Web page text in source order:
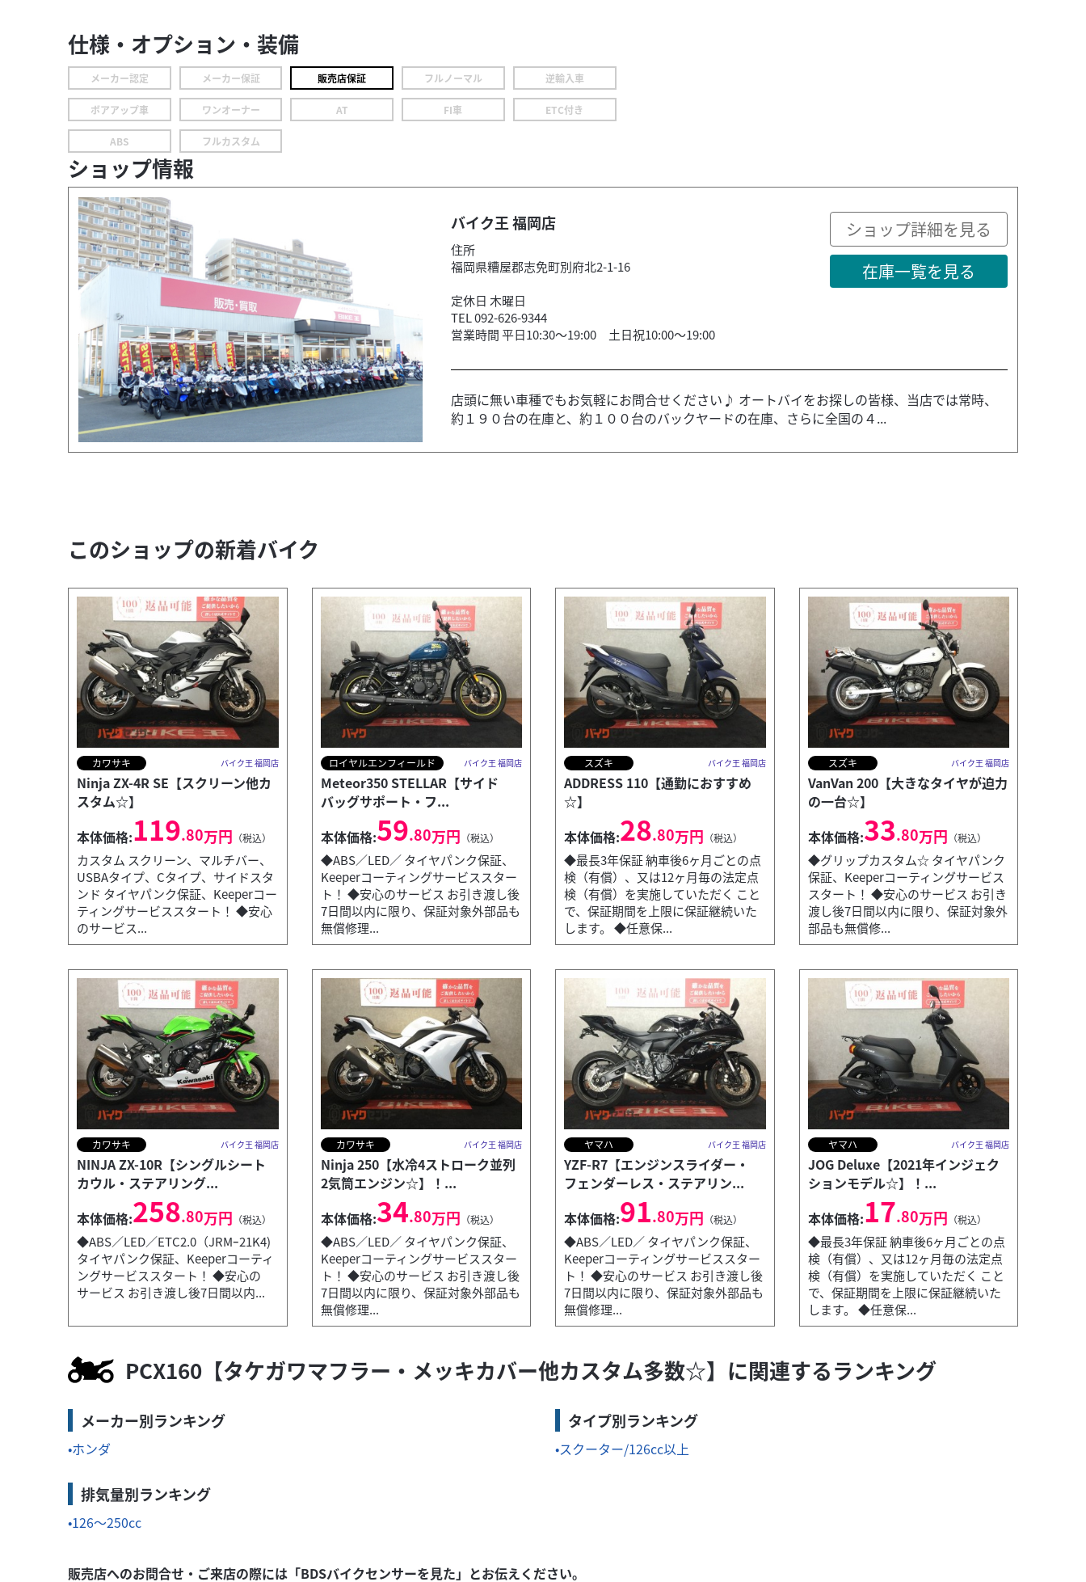
仕様・オプション・装備
メーカー認定 メーカー保証 販売店保証 フルノーマル 逆輸入車
ボアアップ車 ワンオーナー AT FI車 ETC付き
ABS フルカスタム
ショップ情報
バイク王 福岡店
住所
福岡県糟屋郡志免町別府北2-1-16
定休日 木曜日
TEL 092-626-9344
営業時間 平日10:30～19:00 土日祝10:00～19:00
ショップ詳細を見る
在庫一覧を見る
店頭に無い車種でもお気軽にお問合せください♪ オートバイをお探しの皆様、当店では常時、
約１９０台の在庫と、約１００台のバックヤードの在庫、さらに全国の４...
このショップの新着バイク
ロイヤルエンフィールド バイク王 福岡店
Meteor350 STELLAR【サイドバッグサポート・フ...
59
◆ABS／LED／ タイヤパンク保証、Keeperコーティングサービススタート！ ◆安心のサービス お引き渡し後7日間以内に限り、保証対象外部品も無償修理...
カワサキ バイク王 福岡店
Ninja ZX-4R SE【スクリーン他カ
スタム☆】
本体価格:119.80万円 （税込）
カスタム スクリーン、マルチバー、
USBAタイプ、Cタイプ、サイドスタ
ンド タイヤパンク保証、Keeperコー
ティングサービススタート！ ◆安心
のサービス...
ロイヤルエンフィールド バイク王 福岡店
Meteor350 STELLAR【サイド
バッグサポート・フ...
本体価格:59.80万円 （税込）
◆ABS／LED／ タイヤパンク保証、
Keeperコーティングサービススター
ト！ ◆安心のサービス お引き渡し後
7日間以内に限り、保証対象外部品も
無償修理...
スズキ バイク王 福岡店
ADDRESS 110【通勤におすすめ
☆】
本体価格:28.80万円 （税込）
◆最長3年保証 納車後6ヶ月ごとの点
検（有償）、又は12ヶ月毎の法定点
検（有償）を実施していただく こと
で、保証期間を上限に保証継続いた
します。 ◆任意保...
スズキ バイク王 福岡店
VanVan 200【大きなタイヤが迫力
の一台☆】
本体価格:33.80万円 （税込）
◆グリップカスタム☆ タイヤパンク
保証、Keeperコーティングサービス
スタート！ ◆安心のサービス お引き
渡し後7日間以内に限り、保証対象外
部品も無償修...
カワサキ バイク王 福岡店
NINJA ZX-10R【シングルシート
カウル・ステアリング...
本体価格:258.80万円 （税込）
◆ABS／LED／ETC2.0（JRMｰ21K4)
タイヤパンク保証、Keeperコーティ
ングサービススタート！ ◆安心の
サービス お引き渡し後7日間以内...
カワサキ バイク王 福岡店
Ninja 250【水冷4ストローク並列
2気筒エンジン☆】！...
本体価格:34.80万円 （税込）
◆ABS／LED／ タイヤパンク保証、
Keeperコーティングサービススター
ト！ ◆安心のサービス お引き渡し後
7日間以内に限り、保証対象外部品も
無償修理...
ヤマハ バイク王 福岡店
YZF-R7【エンジンスライダー・
フェンダーレス・ステアリン...
本体価格:91.80万円 （税込）
◆ABS／LED／ タイヤパンク保証、
Keeperコーティングサービススター
ト！ ◆安心のサービス お引き渡し後
7日間以内に限り、保証対象外部品も
無償修理...
ヤマハ バイク王 福岡店
JOG Deluxe【2021年インジェク
ションモデル☆】！...
本体価格:17.80万円 （税込）
◆最長3年保証 納車後6ヶ月ごとの点
検（有償）、又は12ヶ月毎の法定点
検（有償）を実施していただく こと
で、保証期間を上限に保証継続いた
します。 ◆任意保...
PCX160【タケガワマフラー・メッキカバー他カスタム多数☆】に関連するランキング
メーカー別ランキング
ホンダ
タイプ別ランキング
スクーター/126cc以上
排気量別ランキング
126～250cc
販売店へのお問合せ・ご来店の際には「BDSバイクセンサーを見た」とお伝えください。